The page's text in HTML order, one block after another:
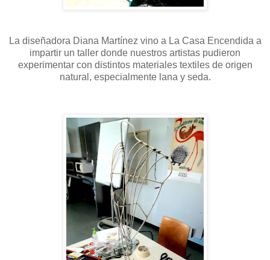
La diseñadora Diana Martínez vino a La Casa Encendida a
impartir un taller donde nuestros artistas pudieron
experimentar con distintos materiales textiles de origen
natural, especialmente lana y seda.